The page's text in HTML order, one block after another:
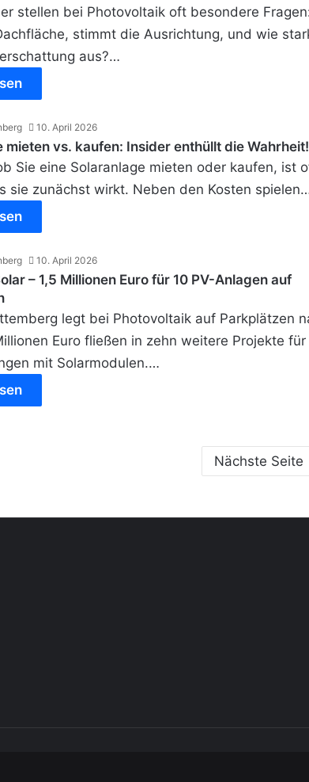
stellen bei Photovoltaik oft besondere
stimmt die Ausrichtung, und wie
aus?…
10. April 2026
mieten vs. kaufen: Insider enthüllt die Wahrheit!
Sie eine Solaranlage mieten oder kaufen, ist
sie zunächst wirkt. Neben den Kosten
10. April 2026
– 1,5 Millionen Euro für 10 PV-Anlagen auf
legt bei Photovoltaik auf Parkplätzen
Euro fließen in zehn weitere Projekte für
mit Solarmodulen.…
Nächste Seite